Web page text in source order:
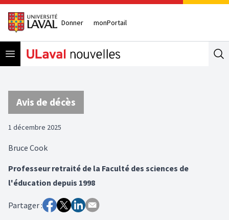
Donner monPortail
Open menu
Avis de décès
1 décembre 2025
Bruce Cook
Professeur retraité de la Faculté des sciences de
l'éducation depuis 1998
Partager :